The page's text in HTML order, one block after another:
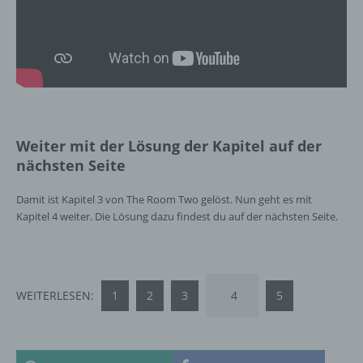
Weiter mit der Lösung der Kapitel auf der
nächsten Seite
Damit ist Kapitel 3 von The Room Two gelöst. Nun geht es mit
Kapitel 4 weiter. Die Lösung dazu findest du auf der nächsten Seite.
WEITERLESEN: 1 2 3 4 5
Empfänger ist eine natürliche oder juristische
Person, Behörde, Einrichtung oder andere
Stelle, der personenbezogene Daten
es sich bei ihr um einen Dritten handelt oder
nicht. Behörden, die im Rahmen eines
jedoch nicht als Empfänger.